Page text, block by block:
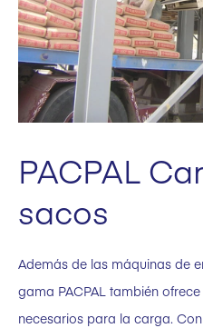
PACPAL
sacos
Además de las máquinas de
gama PACPAL también
necesarios para la carga.